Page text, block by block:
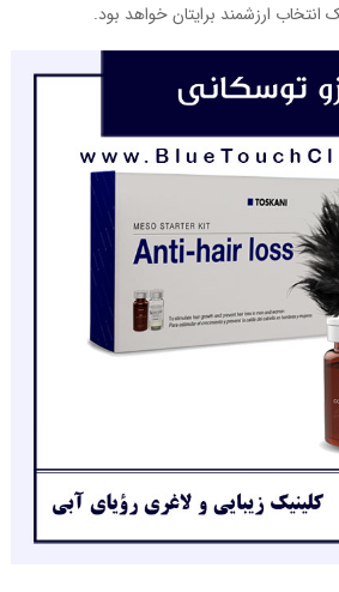
ارزشمند برایتان خواهد بود.